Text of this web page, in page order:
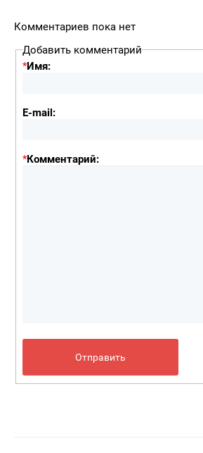
Комментариев пока нет
Добавить комментарий
*Имя:
E-mail:
*Комментарий: